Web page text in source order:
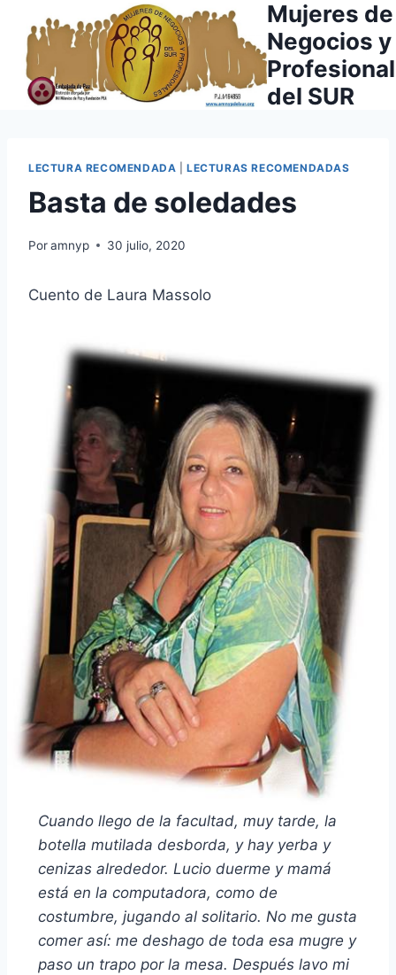
contenido
Mujeres de
Negocios y
del SUR
LECTURA RECOMENDADA |LECTURAS RECOMENDADAS
Basta de soledades
Poramnyp 30 julio, 2020
Cuento de Laura Massolo
Cuando llego de la facultad, muy tarde, la
botella mutilada desborda, y hay yerba y
cenizas alrededor. Lucio duerme y mamá
está en la computadora, como de
costumbre, jugando al solitario. No me gusta
comer así: me deshago de toda esa mugre y
paso un trapo por la mesa. Después lavo mi